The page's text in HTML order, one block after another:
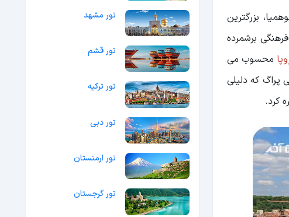
بزرگترین
برشمرده
محسوب می
که دلیلی
کرد.
تور مشهد
تور قشم
تور ترکیه
تور دبی
تور ارمنستان
تور گرجستان